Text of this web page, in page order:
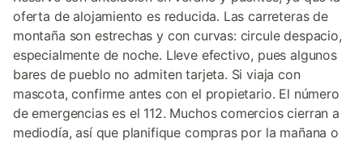
oferta de alojamiento es reducida. Las carreteras de
montaña son estrechas y con curvas: circule despacio,
especialmente de noche. Lleve efectivo, pues algunos
bares de pueblo no admiten tarjeta. Si viaja con
mascota, confirme antes con el propietario. El número
de emergencias es el 112. Muchos comercios cierran a
mediodía, así que planifique compras por la mañana o